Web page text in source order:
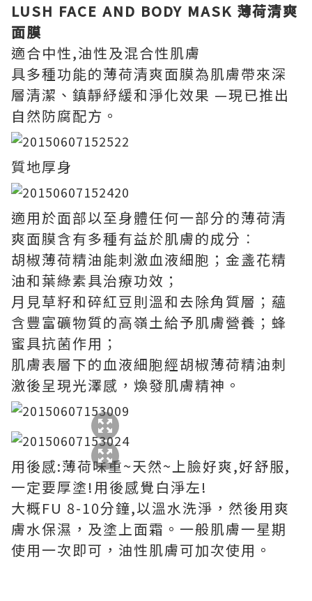
LUSH FACE AND BODY MASK 薄荷清爽
面膜
適合中性,油性及混合性肌膚
具多種功能的薄荷清爽面膜為肌膚帶來深
層清潔、鎮靜紓緩和淨化效果 —現已推出
自然防腐配方。
質地厚身
適用於面部以至身體任何一部分的薄荷清
爽面膜含有多種有益於肌膚的成分︰
胡椒薄荷精油能刺激血液細胞；金盞花精
油和葉綠素具治療功效；
月見草籽和碎紅豆則溫和去除角質層；蘊
含豐富礦物質的高嶺土給予肌膚營養；蜂
蜜具抗菌作用；
肌膚表層下的血液細胞經胡椒薄荷精油刺
激後呈現光澤感，煥發肌膚精神。
用後感:薄荷味重~天然~上臉好爽,好舒服,
一定要厚塗!用後感覺白淨左!
大概FU 8-10分鐘,以溫水洗淨，然後用爽
膚水保濕，及塗上面霜。一般肌膚一星期
使用一次即可，油性肌膚可加次使用。